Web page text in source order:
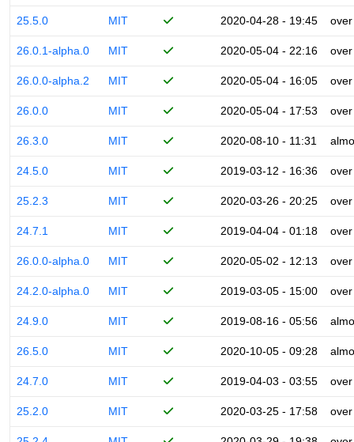
25.5.0 MIT 2020-04-28 - 19:45
26.0.1-alpha.0 MIT 2020-05-04 - 22:16
26.0.0-alpha.2 MIT 2020-05-04 - 16:05
26.0.0 MIT 2020-05-04 - 17:53
26.3.0 MIT 2020-08-10 - 11:31
24.5.0 MIT 2019-03-12 - 16:36
25.2.3 MIT 2020-03-26 - 20:25
24.7.1 MIT 2019-04-04 - 01:18
26.0.0-alpha.0 MIT 2020-05-02 - 12:13
24.2.0-alpha.0 MIT 2019-03-05 - 15:00
24.9.0 MIT 2019-08-16 - 05:56
26.5.0 MIT 2020-10-05 - 09:28
24.7.0 MIT 2019-04-03 - 03:55
25.2.0 MIT 2020-03-25 - 17:58